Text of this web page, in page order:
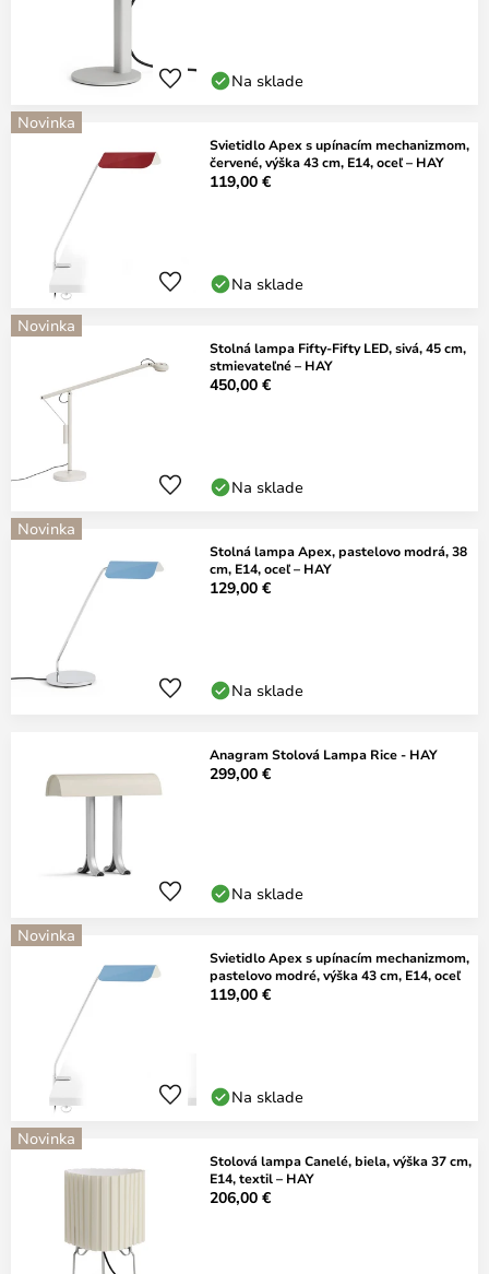
Na sklade
Novinka
Svietidlo Apex s upínacím mechanizmom,
červené, výška 43 cm, E14, oceľ – HAY
119,00 €
Na sklade
Novinka
Stolná lampa Fifty-Fifty LED, sivá, 45 cm,
stmievateľné – HAY
450,00 €
Na sklade
Novinka
Stolná lampa Apex, pastelovo modrá, 38
cm, E14, oceľ – HAY
129,00 €
Na sklade
Anagram Stolová Lampa Rice - HAY
299,00 €
Na sklade
Novinka
Svietidlo Apex s upínacím mechanizmom,
pastelovo modré, výška 43 cm, E14, oceľ
119,00 €
Na sklade
Novinka
Stolová lampa Canelé, biela, výška 37 cm,
E14, textil – HAY
206,00 €